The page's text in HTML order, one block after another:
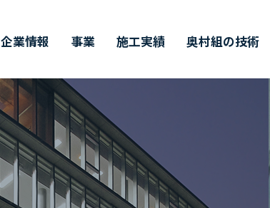
企業情報
経営理念・企業行動規範
事業 施工実績 奥村組の技術
奥村組の技術
建築技術
有価証券報告書・
四半期（半期）報告書
サステナビリティ
価値創造プロセス
キャリア採用